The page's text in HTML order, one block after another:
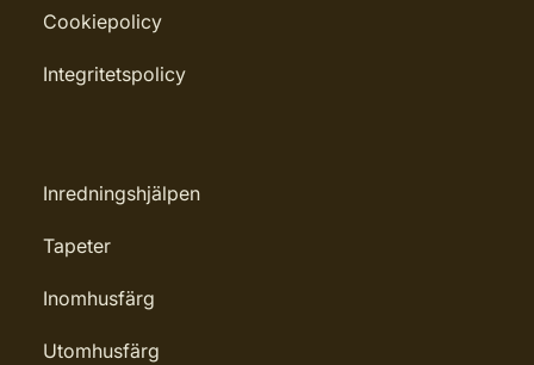
Cookiepolicy
Integritetspolicy
Inredningshjälpen
Tapeter
Inomhusfärg
Utomhusfärg